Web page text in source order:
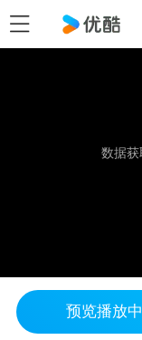
数据
预览播放